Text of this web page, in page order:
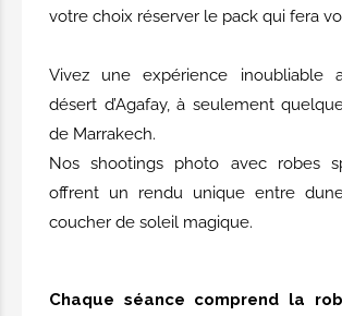
750,00€
Pack GROUPE FLYING
Agafay
Agafay
A partir de 4 pers
2h00 de shooting
votre choix réserver le pack qui fera
Vivez une expérience
désert d’Agafay, à seulement
de Marrakech.
Nos shootings photo avec robes
offrent un rendu unique entre
coucher de soleil magique.
Chaque séance comprend la